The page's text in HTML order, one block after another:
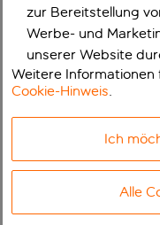
zur Bereitstellung
Werbe- und
unserer Website
Weitere
Cookie-Hinweis.
Ich
Alle